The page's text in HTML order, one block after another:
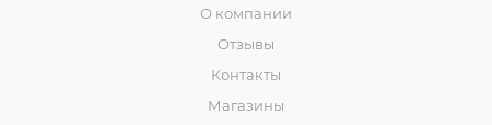
О компании
Отзывы
Контакты
Магазины